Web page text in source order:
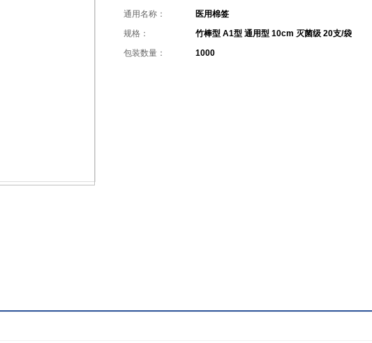
通用名称：
医用棉签
规格：
竹棒型 A1型 通用型 10cm 灭菌级 20支/袋
包装数量：
1000